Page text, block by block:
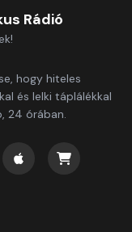
Rádió
hogy hiteles
és lelki táplálékkal
24 órában.